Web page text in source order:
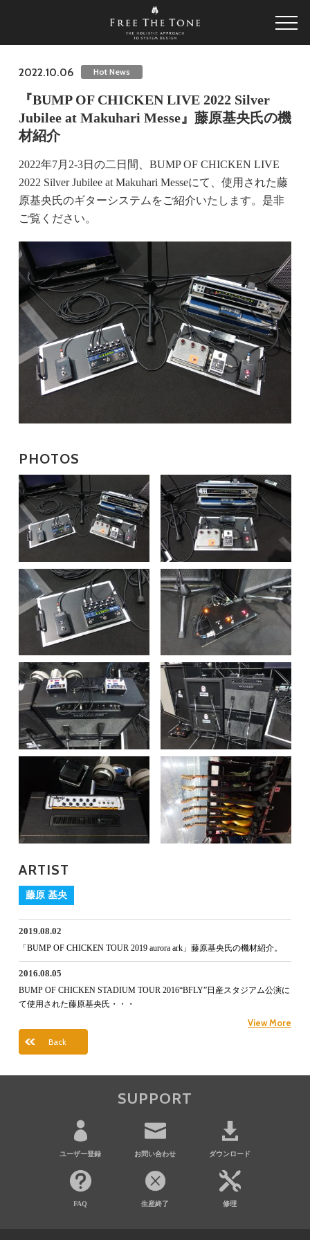
2022.10.06 Hot News
『BUMP OF CHICKEN LIVE 2022 Silver
Jubilee at Makuhari Messe』藤原基央氏の機
材紹介
2022年7月2-3日の二日間、BUMP OF CHICKEN LIVE
2022 Silver Jubilee at Makuhari Messeにて、使用された藤
原基央氏のギターシステムをご紹介いたします。是非
ご覧ください。
PHOTOS
ARTIST
藤原 基央
2019.08.02
「BUMP OF CHICKEN TOUR 2019 aurora ark」藤原基央氏の機材紹介。
2016.08.05
BUMP OF CHICKEN STADIUM TOUR 2016“BFLY”日産スタジアム公演に
て使用された藤原基央氏・・・
View More
Back
SUPPORT
ユーザー登録 お問い合わせ ダウンロード
FAQ 生産終了 修理